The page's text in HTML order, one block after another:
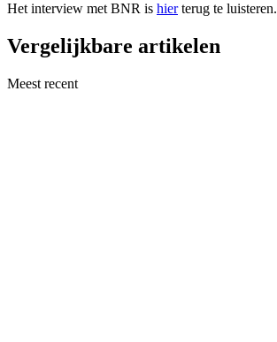
Het interview met BNR is hierterug te luisteren.
Vergelijkbare artikelen
Meest recent